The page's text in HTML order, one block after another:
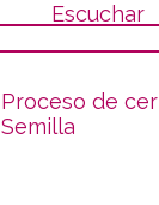
Escuchar
Proceso de
Semilla